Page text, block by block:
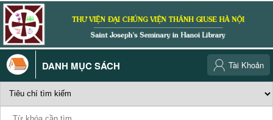
DANH MỤC SÁCH Tài Khoản